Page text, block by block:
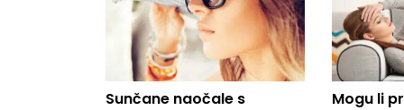
Sunčane naočale s
Mogu li